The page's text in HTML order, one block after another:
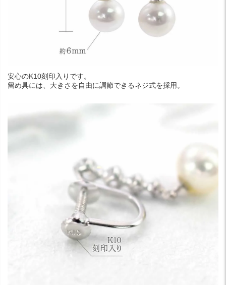
安心のK10刻印入りです。
留め具には、大きさを自由に調節できるネジ式を採用。